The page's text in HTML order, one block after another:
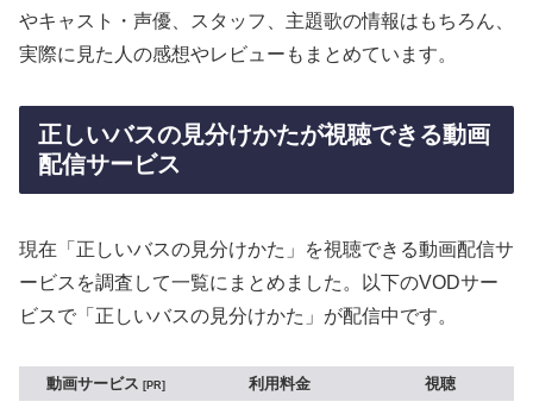
やキャスト・声優、スタッフ、主題歌の情報はもちろん、
実際に見た人の感想やレビューもまとめています。
正しいバスの見分けかたが視聴できる動画
配信サービス
現在「正しいバスの見分けかた」を視聴できる動画配信サ
ービスを調査して一覧にまとめました。以下のVODサー
ビスで「正しいバスの見分けかた」が配信中です。
動画サービス PR 利用料金
視聴